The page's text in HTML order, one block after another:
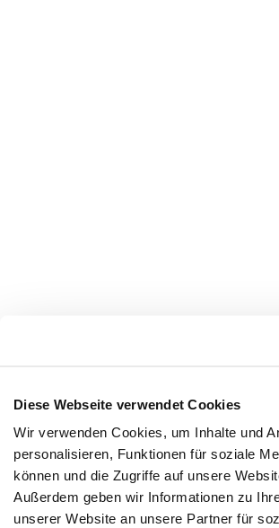
Diese Webseite verwendet Cookies
Wir verwenden Cookies, um Inhalte und
personalisieren, Funktionen für soziale
können und die Zugriffe auf unsere
Außerdem geben wir Informationen zu
unserer Website an unsere Partner für